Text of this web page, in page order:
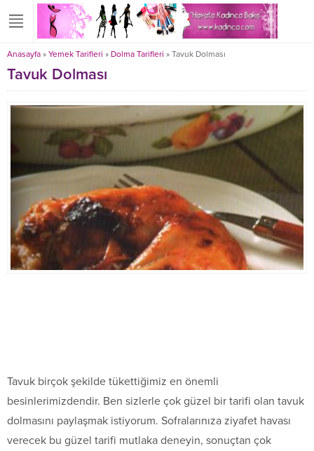
Anasayfa » Yemek Tarifleri » Dolma Tarifleri » Tavuk Dolması
Tavuk Dolması
Tavuk birçok şekilde tükettiğimiz en önemli
besinlerimizdendir. Ben sizlerle çok güzel bir tarifi olan tavuk
dolmasını paylaşmak istiyorum. Sofralarınıza ziyafet havası
verecek bu güzel tarifi mutlaka deneyin, sonuçtan çok